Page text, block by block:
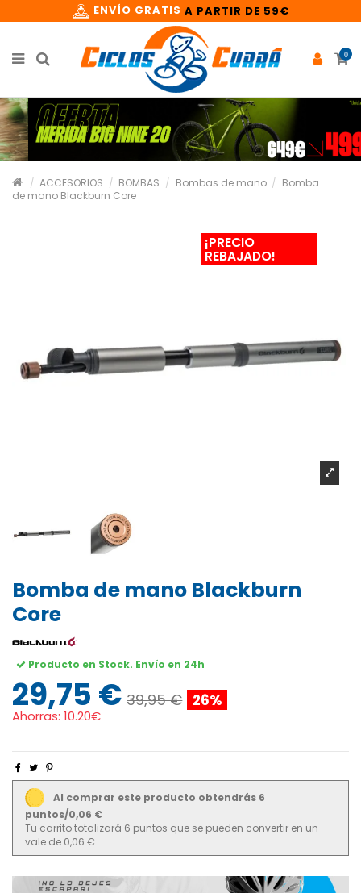
ENVÍO GRATIS A PARTIR DE 59€
0
ACCESORIOS BOMBAS Bombas de mano
Bomba
de mano Blackburn Core
¡PRECIO
REBAJADO!
Bomba de mano Blackburn
Core
Producto en Stock. Envío en 24h
29,75 € 39,95 € 26%
Ahorras: 10.20€
Al comprar este producto obtendrás 6
puntos/0,06 €
Tu carrito totalizará 6 puntos que se pueden convertir en un
vale de 0,06 €.